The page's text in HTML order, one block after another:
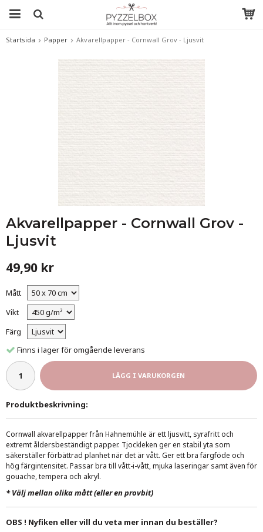
Startsida Papper Akvarellpapper - Cornwall Grov - Ljusvit
Akvarellpapper - Cornwall Grov -
Ljusvit
49,90 kr
Mått
Vikt
Färg
Finns i lager för omgående leverans
LÄGG I VARUKORGEN
Produktbeskrivning:
Cornwall akvarellpapper från Hahnemühle är ett ljusvitt, syrafritt och
extremt åldersbeständigt papper. Tjockleken ger en stabil yta som
säkerställer förbättrad planhet när det är vått. Ger ett bra färgföde och
hög färgintensitet. Passar bra till vått-i-vått, mjuka laseringar samt även för
gouache, tempera och akryl.
* Välj mellan olika mått (eller en provbit)
OBS ! Nyfiken eller vill du veta mer innan du beställer?